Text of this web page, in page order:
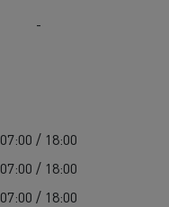
-
07:00 / 18:00
07:00 / 18:00
07:00 / 18:00